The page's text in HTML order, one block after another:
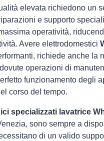
elevata richiedono un
e supporto
operatività,
Avere elettrodomestici
richiede anche la
operazioni di
funzionamento degli
corso del tempo.
specializzati lavatrice
sono sempre a
di un valido